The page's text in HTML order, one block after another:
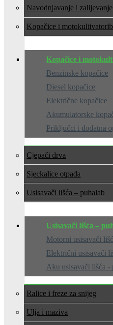
Navodnjavanje i zalijevanje
Kopačice i motokultivatori
Kopačice i
Benzinske kopačice
Diesel kopačice
Električne kopačice
Akumulatorske
Priključci i dodatna
Cjepači drva
Sjeckalice otpada
Usisavači lišća – puhala
Usisavači lišća –
Motorni usisavači
Električni usisavači
Aku usisavači lišća -
Ralice i freze za snijeg
Ulja i maziva